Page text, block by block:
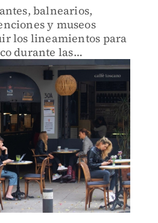
balnearios,
y museos
los lineamientos para
durante las
Santa y Pascua.